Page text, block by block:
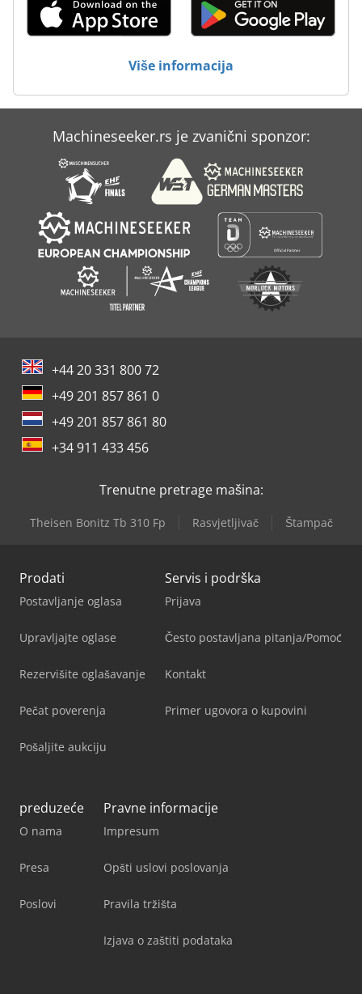
Više informacija
Machineseeker.rs je zvanični sponzor:
+44 20 331 800 72
+49 201 857 861 0
+49 201 857 861 80
+34 911 433 456
Trenutne pretrage mašina:
Theisen Bonitz Tb 310 Fp Rasvjetljivač Štampač
Prodati
Postavljanje oglasa
Upravljajte oglase
Rezervišite oglašavanje
Pečat poverenja
Pošaljite aukciju
Servis i podrška
Prijava
Često postavljana pitanja/Pomoć
Kontakt
Primer ugovora o kupovini
preduzeće
O nama
Presa
Poslovi
Pravne informacije
Impresum
Opšti uslovi poslovanja
Pravila tržišta
Izjava o zaštiti podataka